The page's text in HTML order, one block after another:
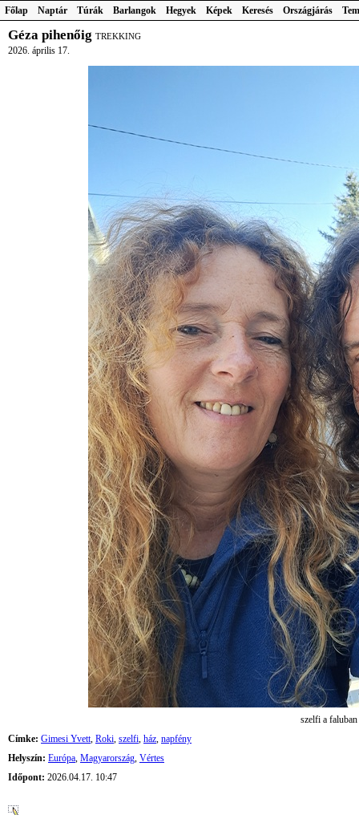
Főlap Naptár Túrák Barlangok Hegyek Képek Keresés Országjárás
Géza pihenőig TREKKING
2026. április 17.
szelfi a faluban
Címke: Gimesi Yvett, Roki, szelfi, ház, napfény
Helyszín: Európa, Magyarország, Vértes
Időpont: 2026.04.17. 10:47